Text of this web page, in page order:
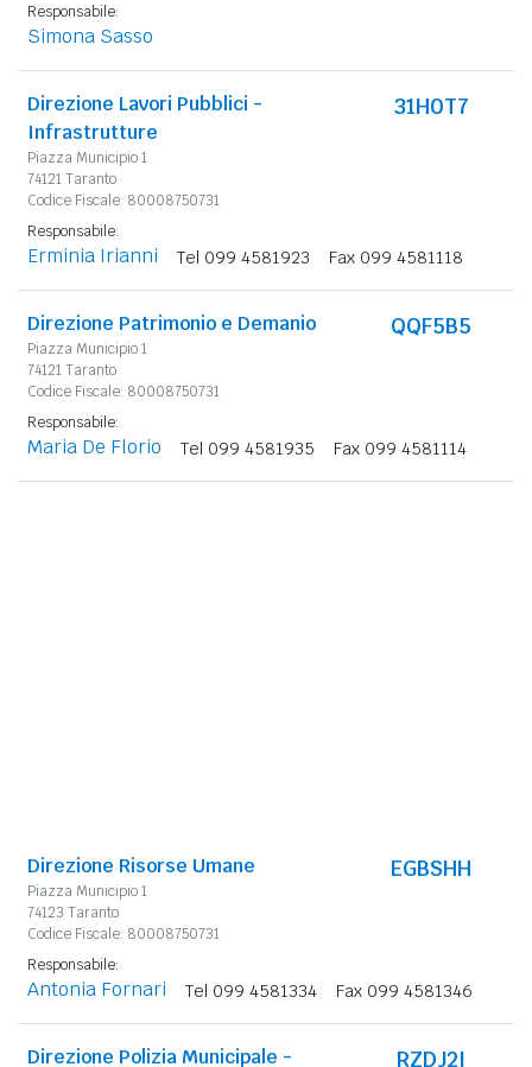
Responsabile:
Simona Sasso
Direzione Lavori Pubblici -
Infrastrutture
Piazza Municipio 1
74121 Taranto
Codice Fiscale: 80008750731
31H0T7
Responsabile:
Erminia Irianni Tel 099 4581923 Fax 099 4581118
Direzione Patrimonio e Demanio
Piazza Municipio 1
74121 Taranto
Codice Fiscale: 80008750731
QQF5B5
Responsabile:
Maria De Florio Tel 099 4581935 Fax 099 4581114
Direzione Risorse Umane
Piazza Municipio 1
74123 Taranto
Codice Fiscale: 80008750731
EGBSHH
Responsabile:
Antonia Fornari Tel 099 4581334 Fax 099 4581346
Direzione Polizia Municipale - RZDJ2I